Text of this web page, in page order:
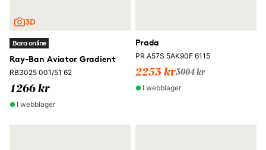
Bara online
Ray-Ban Aviator Gradient
RB3025 001/51 62
1266 kr
I webblager
Prada
PR A57S 5AK90F 6115
2253 kr3004 kr
I webblager